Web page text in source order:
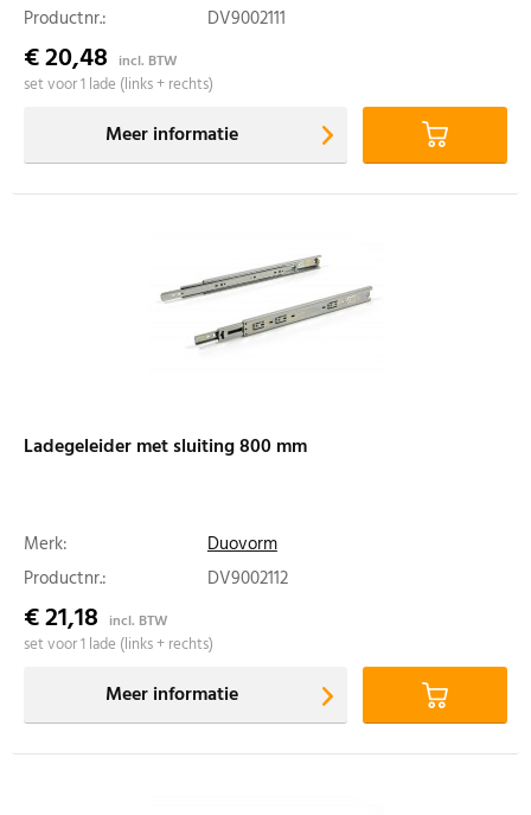
Productnr.:
DV9002111
€ 20,48 incl. BTW
set voor 1 lade (links + rechts)
Meer informatie
Ladegeleider met sluiting 800 mm
Merk:
Duovorm
Productnr.:
DV9002112
€ 21,18 incl. BTW
set voor 1 lade (links + rechts)
Meer informatie